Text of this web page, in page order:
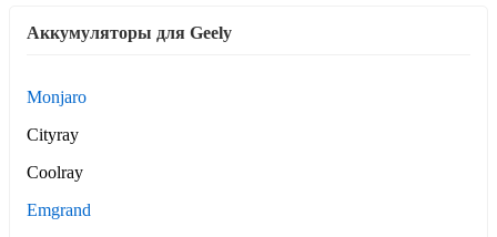
Аккумуляторы для Geely
Monjaro
Cityray
Coolray
Emgrand